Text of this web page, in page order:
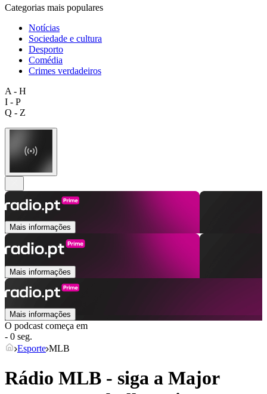
Categorias mais populares
Notícias
Sociedade e cultura
Desporto
Comédia
Crimes verdadeiros
A - H
I - P
Q - Z
Mais informações
Mais informações
Mais informações
O podcast começa em
- 0 seg.
Esporte MLB
Rádio MLB - siga a Major